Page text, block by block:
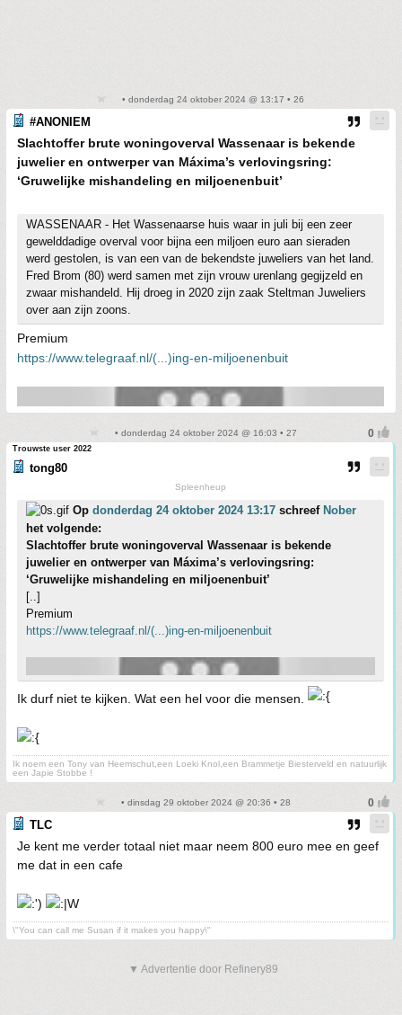
• donderdag 24 oktober 2024 @ 13:17 • 26
#ANONIEM
Slachtoffer brute woningoverval Wassenaar is bekende
juwelier en ontwerper van Máxima’s verlovingsring:
‘Gruwelijke mishandeling en miljoenenbuit’
WASSENAAR - Het Wassenaarse huis waar in juli bij een zeer
gewelddadige overval voor bijna een miljoen euro aan sieraden
werd gestolen, is van een van de bekendste juweliers van het land.
Fred Brom (80) werd samen met zijn vrouw urenlang gegijzeld en
zwaar mishandeld. Hij droeg in 2020 zijn zaak Steltman Juweliers
over aan zijn zoons.
Premium
https://www.telegraaf.nl/(...)ing-en-miljoenenbuit
• donderdag 24 oktober 2024 @ 16:03 • 27
Trouwste user 2022
tong80
Spleenheup
Op donderdag 24 oktober 2024 13:17 schreef Nober
het volgende:
Slachtoffer brute woningoverval Wassenaar is bekende
juwelier en ontwerper van Máxima’s verlovingsring:
‘Gruwelijke mishandeling en miljoenenbuit’
[..]
Premium
https://www.telegraaf.nl/(...)ing-en-miljoenenbuit
Ik durf niet te kijken. Wat een hel voor die mensen.
Ik noem een Tony van Heemschut,een Loeki Knol,een Brammetje Biesterveld en natuurlijk
een Japie Stobbe !
• dinsdag 29 oktober 2024 @ 20:36 • 28
TLC
Je kent me verder totaal niet maar neem 800 euro mee en geef
me dat in een cafe
\"You can call me Susan if it makes you happy\"
▼ Advertentie door Refinery89